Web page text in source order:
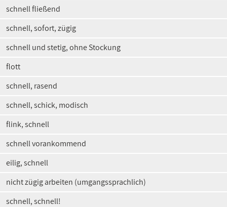
schnell fließend
schnell, sofort, zügig
schnell und stetig, ohne Stockung
flott
schnell, rasend
schnell, schick, modisch
flink, schnell
schnell vorankommend
eilig, schnell
nicht zügig arbeiten (umgangssprachlich)
schnell, schnell!